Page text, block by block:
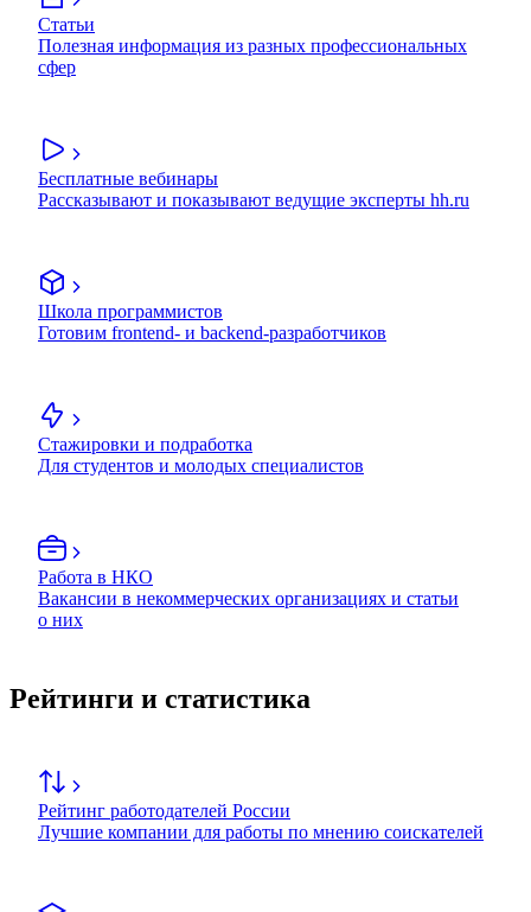
Статьи
Полезная информация из разных профессиональных
сфер
Бесплатные вебинары
Рассказывают и показывают ведущие эксперты hh.ru
Школа программистов
Готовим frontend- и backend-разработчиков
Стажировки и подработка
Для студентов и молодых специалистов
Работа в НКО
Вакансии в некоммерческих организациях и статьи
о них
Рейтинги и статистика
Рейтинг работодателей России
Лучшие компании для работы по мнению соискателей